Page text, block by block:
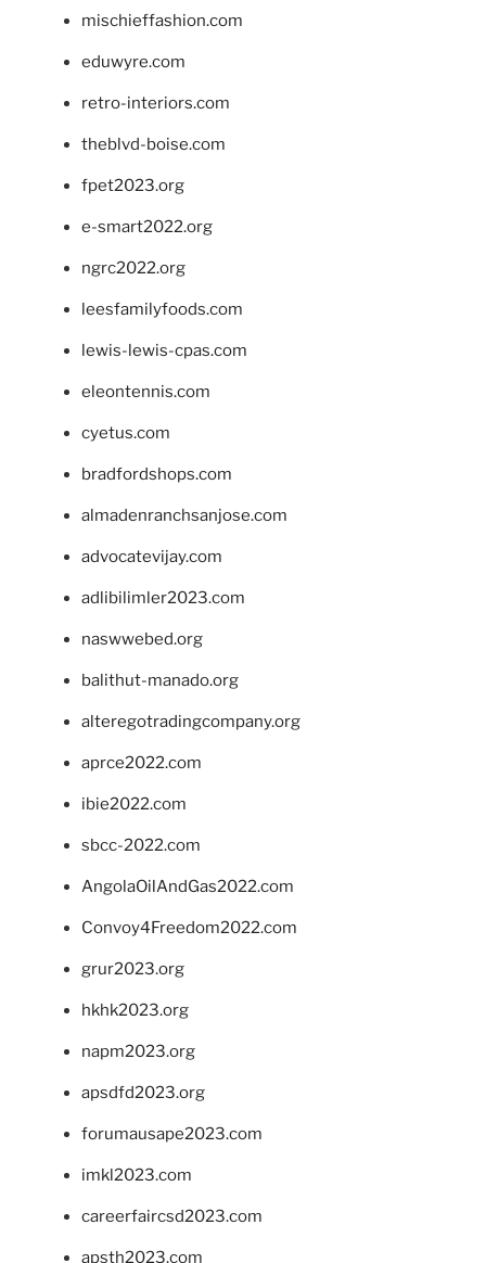
mischieffashion.com
eduwyre.com
retro-interiors.com
theblvd-boise.com
fpet2023.org
e-smart2022.org
ngrc2022.org
leesfamilyfoods.com
lewis-lewis-cpas.com
eleontennis.com
cyetus.com
bradfordshops.com
almadenranchsanjose.com
advocatevijay.com
adlibilimler2023.com
naswwebed.org
balithut-manado.org
alteregotradingcompany.org
aprce2022.com
ibie2022.com
sbcc-2022.com
AngolaOilAndGas2022.com
Convoy4Freedom2022.com
grur2023.org
hkhk2023.org
napm2023.org
apsdfd2023.org
forumausape2023.com
imkl2023.com
careerfaircsd2023.com
apsth2023.com